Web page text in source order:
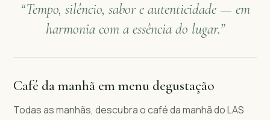
“Tempo, silêncio, sabor e autenticidade — em
harmonia com a essência do lugar.”
Café da manhã em menu degustação
Todas as manhãs, descubra o café da manhã do LAS